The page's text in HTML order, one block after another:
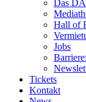
Das
Hall of
Jobs
Tickets
Kontakt